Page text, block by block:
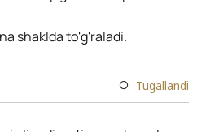
shaklda to'g'raladi.
Tugallandi